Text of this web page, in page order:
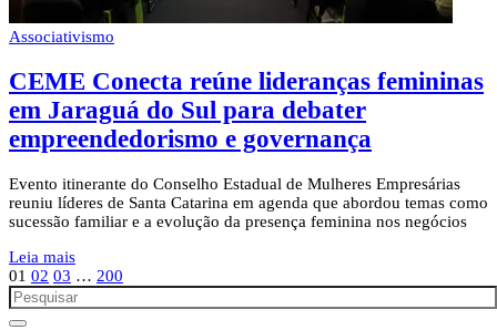
Associativismo
CEME Conecta reúne lideranças femininas
em Jaraguá do Sul para debater
empreendedorismo e governança
Evento itinerante do Conselho Estadual de Mulheres Empresárias
reuniu líderes de Santa Catarina em agenda que abordou temas como
sucessão familiar e a evolução da presença feminina nos negócios
Leia mais
01 02 03 … 200